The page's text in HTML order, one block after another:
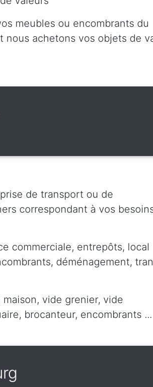
meubles ou encombrants du
nous achetons vos objets de
de transport ou de
correspondant à vos
commerciale, entrepôts, local
déménagement,
vide grenier, vide
brocanteur, encombrants ...